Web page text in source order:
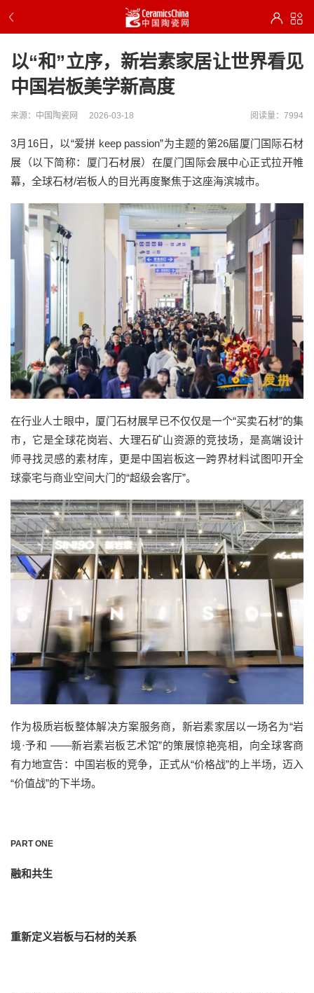
以“和”立序，新岩素家居让世界看见
中国岩板美学新高度
来源：中国陶瓷网 2026-03-18 阅读量：7994
3月 16日 ， 以“爱拼 keep passion”为主题的第26届厦门国际石材
展 （以下简称：厦门石材展） 在厦门国际会展中心正式拉开帷
幕，全球石材/岩板人的目光再度聚焦于这座海滨城市。
在行业人士眼中，厦门石材展早已不仅仅是一个“买卖石材”的集
市， 它是全球花岗岩、大理石矿山资源的竞技场，是高端设计
师寻找灵感的素材库，更是中国岩板这一跨界材料试图叩开全
球豪宅与商业空间大门的“超级会客厅”。
作为极质岩板整体解决方案服务商， 新岩素家居以一场名为“岩
境·予和 ——新岩素岩板艺术馆”的策展惊艳亮相，向全球客商
有力地宣告：中国岩板的竞争，正式从“价格战”的上半场，迈入
“价值战”的下半场。
PART ONE
融和共生
重新定义岩板与石材的关系